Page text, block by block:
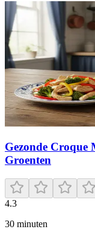
Gezonde Croque
Groenten
4.3
30 minuten